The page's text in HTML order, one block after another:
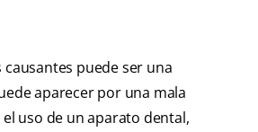
puede ser una
aparecer por una mala
uso de un aparato dental,